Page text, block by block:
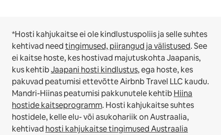
*Hosti kahjukaitse ei ole kindlustuspoliis ja selle suhtes
kehtivad needtingimused, piirangud ja välistused.See
ei kaitse hoste, kes hostivad majutuskohta Jaapanis,
kus kehtibJaapani hosti kindlustus, ega hoste, kes
pakuvad peatumisi ettevõtte Airbnb Travel LLC kaudu.
Mandri-Hiinas peatumisi pakkunutele kehtibHiina
hostide kaitseprogramm. Hosti kahjukaitse suhtes
hostidele, kelle elu- või asukohariik on Austraalia,
kehtivad hosti kahjukaitse tingimused Austraalia